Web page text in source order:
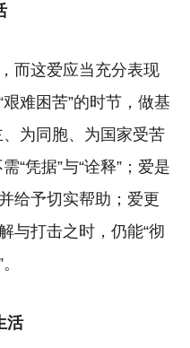
而这爱应当充分表现
难困苦”的时节，做基
为同胞、为国家受苦
“凭据”与“诠释”；爱是
给予切实帮助；爱更
与打击之时，仍能“彻
活